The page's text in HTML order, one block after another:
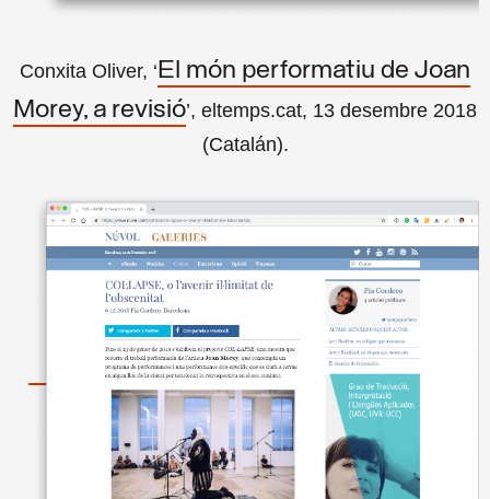
Conxita Oliver, ‘El món performatiu de Joan
Morey, a revisió’, eltemps.cat, 13 desembre 2018
(Catalán).